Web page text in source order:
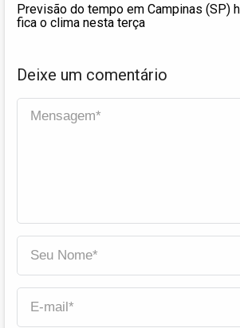
Previsão do tempo em Campinas (SP)
fica o clima nesta terça
Deixe um comentário